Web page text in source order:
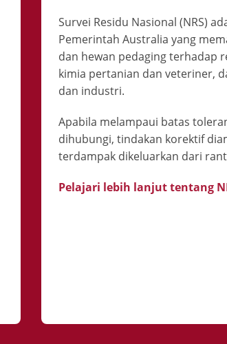
Survei Residu Nasional (NRS)
Pemerintah Australia yang
dan hewan pedaging terhadap
kimia pertanian dan veteriner,
dan industri.
Apabila melampaui batas
dihubungi, tindakan korektif
terdampak dikeluarkan dari
Pelajari lebih lanjut tentang